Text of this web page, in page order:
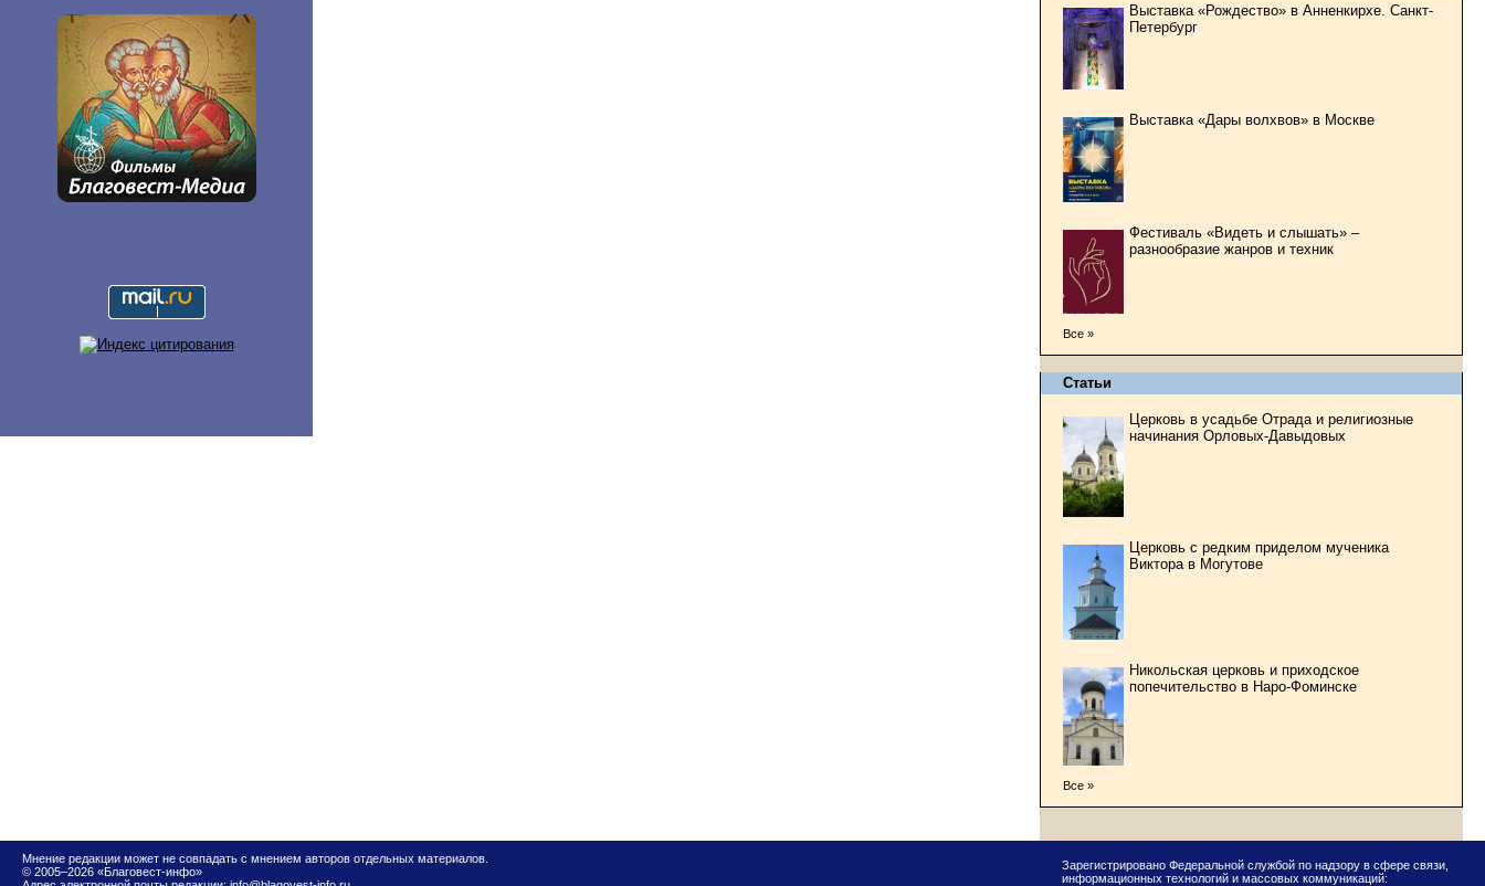
Выставка «Рождество» в Анненкирхе. Санкт-
Петербург
Выставка «Дары волхвов» в Москве
Фестиваль «Видеть и слышать» –
разнообразие жанров и техник
Все »
Статьи
Церковь в усадьбе Отрада и религиозные
начинания Орловых-Давыдовых
Церковь с редким приделом мученика
Виктора в Могутове
Никольская церковь и приходское
попечительство в Наро-Фоминске
Все »
Мнение редакции может не совпадать с мнением авторов отдельных материалов.
© 2005–2026 «Благовест-инфо»
Зарегистрировано Федеральной службой по надзору в сфере связи,
информационных технологий и массовых коммуникаций: